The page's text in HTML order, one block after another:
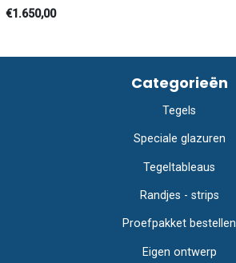
€1.650,00
Categorieën
Tegels
Speciale glazuren
Tegeltableaus
Randjes - strips
Proefpakket bestellen
Eigen ontwerp